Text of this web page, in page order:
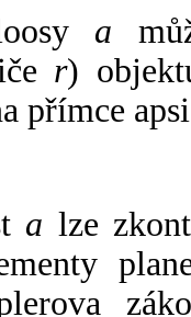
a
r)
přímce
a lze